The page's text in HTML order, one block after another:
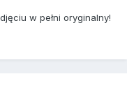
w pełni oryginalny!